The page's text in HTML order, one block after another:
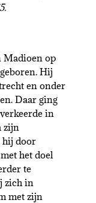
Madioen op
Hij
en onder
Daar ging
in
zijn
hij door
het doel
te
zich in
met zijn